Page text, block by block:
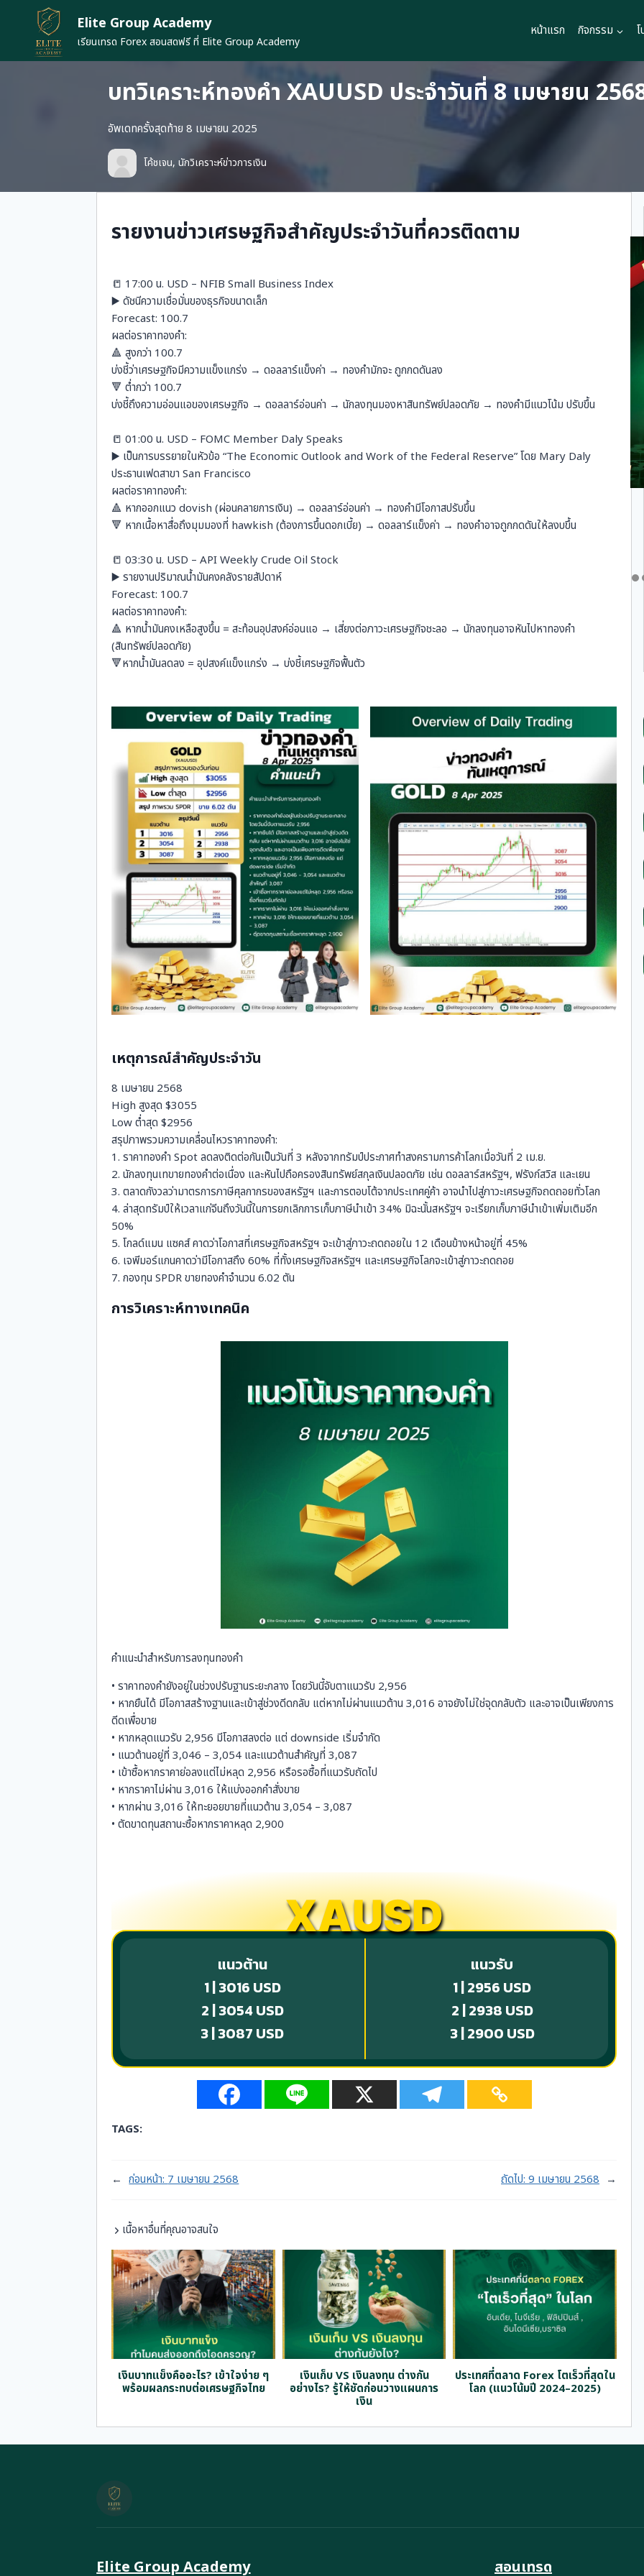
content
Elite Group Academy
เรียนเทรด Forex สอนสดฟรี ที่ Elite Group Academy
หน้าแรก กิจกรรม
บทวิเคราะห์ทองคำ XAUUSD ประจำวันที่ 8 เมษายน
อัพเดทครั้งสุดท้าย 8 เมษายน 2025
โค้ชเจน, นักวิเคราะห์ข่าวการเงิน
รายงานข่าวเศรษฐกิจสำคัญประจำวันที่ควรติดตาม
📒 17:00 น. USD – NFIB Small Business Index
▶️ ดัชนีความเชื่อมั่นของธุรกิจขนาดเล็ก
Forecast: 100.7
ผลต่อราคาทองคำ:
🔺 สูงกว่า 100.7
บ่งชี้ว่าเศรษฐกิจมีความแข็งแกร่ง → ดอลลาร์แข็งค่า → ทองคำมักจะ ถูกกดดันลง
🔻 ต่ำกว่า 100.7
บ่งชี้ถึงความอ่อนแอของเศรษฐกิจ → ดอลลาร์อ่อนค่า → นักลงทุนมองหาสินทรัพย์ปลอดภัย → ทองคำมีแนวโน้ม ปรับขึ้น
📒 01:00 น. USD – FOMC Member Daly Speaks
▶️ เป็นการบรรยายในหัวข้อ “The Economic Outlook and Work of the Federal Reserve” โดย Mary Daly
ประธานเฟดสาขา San Francisco
ผลต่อราคาทองคำ:
🔺 หากออกแนว dovish (ผ่อนคลายการเงิน) → ดอลลาร์อ่อนค่า → ทองคำมีโอกาสปรับขึ้น
🔻 หากเนื้อหาสื่อถึงมุมมองที่ hawkish (ต้องการขึ้นดอกเบี้ย) → ดอลลาร์แข็งค่า → ทองคำอาจถูกกดดันให้ลงบขึ้น
📒 03:30 น. USD – API Weekly Crude Oil Stock
▶️ รายงานปริมาณน้ำมันคงคลังรายสัปดาห์
Forecast: 100.7
ผลต่อราคาทองคำ:
🔺 หากน้ำมันคงเหลือสูงขึ้น = สะท้อนอุปสงค์อ่อนแอ → เสี่ยงต่อภาวะเศรษฐกิจชะลอ → นักลงทุนอาจหันไปหาทองคำ
(สินทรัพย์ปลอดภัย)
🔻หากน้ำมันลดลง = อุปสงค์แข็งแกร่ง → บ่งชี้เศรษฐกิจฟื้นตัว
เหตุการณ์สำคัญประจำวัน
8 เมษายน 2568
High สูงสุด $3055
Low ต่ำสุด $2956
สรุปภาพรวมความเคลื่อนไหวราคาทองคำ:
1. ราคาทองคำ Spot ลดลงติดต่อกันเป็นวันที่ 3 หลังจากทรัมป์ประกาศทำสงครามการค้าโลกเมื่อวันที่ 2 เม.ย.
2. นักลงทุนเทขายทองคำต่อเนื่อง และหันไปถือครองสินทรัพย์สกุลเงินปลอดภัย เช่น ดอลลาร์สหรัฐฯ, ฟรังก์สวิส และเยน
3. ตลาดกังวลว่ามาตรการภาษีศุลกากรของสหรัฐฯ และการตอบโต้จากประเทศคู่ค้า อาจนำไปสู่ภาวะเศรษฐกิจถดถอยทั่วโลก
4. ล่าสุดทรัมป์ให้เวลาแก่จีนถึงวันนี้ในการยกเลิกการเก็บภาษีนำเข้า 34% มิฉะนั้นสหรัฐฯ จะเรียกเก็บภาษีนำเข้าเพิ่มเติมอีก
50%
5. โกลด์แมน แซคส์ คาดว่าโอกาสที่เศรษฐกิจสหรัฐฯ จะเข้าสู่ภาวะถดถอยใน 12 เดือนข้างหน้าอยู่ที่ 45%
6. เจพีมอร์แกนคาดว่ามีโอกาสถึง 60% ที่ทั้งเศรษฐกิจสหรัฐฯ และเศรษฐกิจโลกจะเข้าสู่ภาวะถดถอย
7. กองทุน SPDR ขายทองคำจำนวน 6.02 ตัน
การวิเคราะห์ทางเทคนิค
คำแนะนำสำหรับการลงทุนทองคำ
• ราคาทองคำยังอยู่ในช่วงปรับฐานระยะกลาง โดยวันนี้จับตาแนวรับ 2,956
• หากยืนได้ มีโอกาสสร้างฐานและเข้าสู่ช่วงดีดกลับ แต่หากไม่ผ่านแนวต้าน 3,016 อาจยังไม่ใช่จุดกลับตัว และอาจเป็นเพียงการ
ดีดเพื่อขาย
• หากหลุดแนวรับ 2,956 มีโอกาสลงต่อ แต่ downside เริ่มจำกัด
• แนวต้านอยู่ที่ 3,046 – 3,054 และแนวต้านสำคัญที่ 3,087
• เข้าซื้อหากราคาย่อลงแต่ไม่หลุด 2,956 หรือรอซื้อที่แนวรับถัดไป
• หากราคาไม่ผ่าน 3,016 ให้แบ่งออกคำสั่งขาย
• หากผ่าน 3,016 ให้ทะยอยขายที่แนวต้าน 3,054 – 3,087
• ตัดขาดทุนสถานะซื้อหากราคาหลุด 2,900
XAUSD
แนวต้าน
1 | 3016 USD
2 | 3054 USD
3 | 3087 USD
แนวรับ
1 | 2956 USD
2 | 2938 USD
3 | 2900 USD
TAGS:
← ก่อนหน้า:7 เมษายน 2568 ถัดไป:9 เมษายน 2568 →
เนื้อหาอื่นที่คุณอาจสนใจ
เงินบาทแข็งคืออะไร? เข้าใจง่าย ๆ
พร้อมผลกระทบต่อเศรษฐกิจไทย
เงินเก็บ VS เงินลงทุน ต่างกัน
อย่างไร? รู้ให้ชัดก่อนวางแผนการ
เงิน
ประเทศที่ตลาด Forex โตเร็วที่สุดใน
โลก (แนวโน้มปี 2024–2025)
Elite Group Academy สอนเทรด